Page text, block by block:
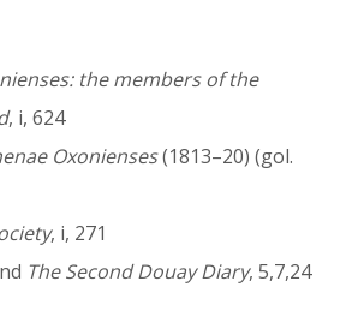
the members of the
, i, 624
Oxonienses(1813–20) (gol.
, i, 271
The Second Douay Diary, 5,7,24